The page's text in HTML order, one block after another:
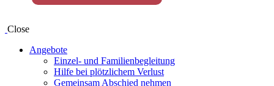
Close
Angebote
Einzel- und Familienbegleitung
Hilfe bei plötzlichem Verlust
Gemeinsam Abschied nehmen